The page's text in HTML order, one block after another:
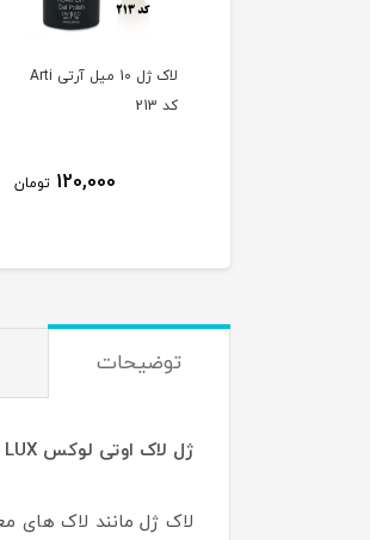
لاک ژل 10 میل آرتی Arti
کد 213
120,000 تومان
توضیحات
ژل لاک اوتی لوکس OTTIE LUX